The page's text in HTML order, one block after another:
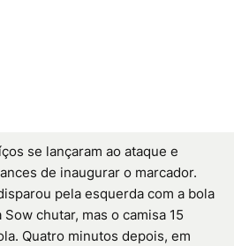
se lançaram ao ataque e
de inaugurar o marcador.
pela esquerda com a bola
chutar, mas o camisa 15
Quatro minutos depois, em